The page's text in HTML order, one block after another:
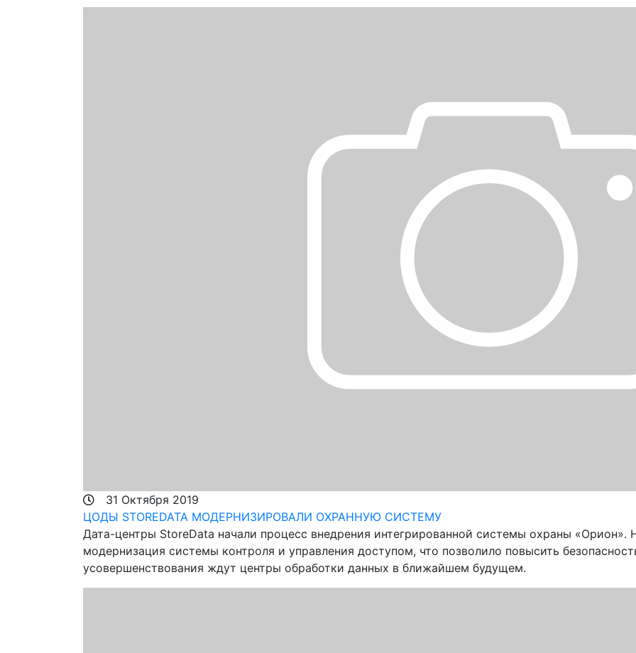
31 Октября 2019
ЦОДЫ STOREDATA МОДЕРНИЗИРОВАЛИ ОХРАННУЮ СИСТЕМУ
Дата-центры StoreData начали процесс внедрения интегрированной системы охраны «Орион».
модернизация системы контроля и управления доступом, что позволило повысить
усовершенствования ждут центры обработки данных в ближайшем будущем.